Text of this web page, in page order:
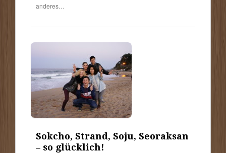
anderes…
Sokcho, Strand, Soju, Seoraksan
– so glücklich!